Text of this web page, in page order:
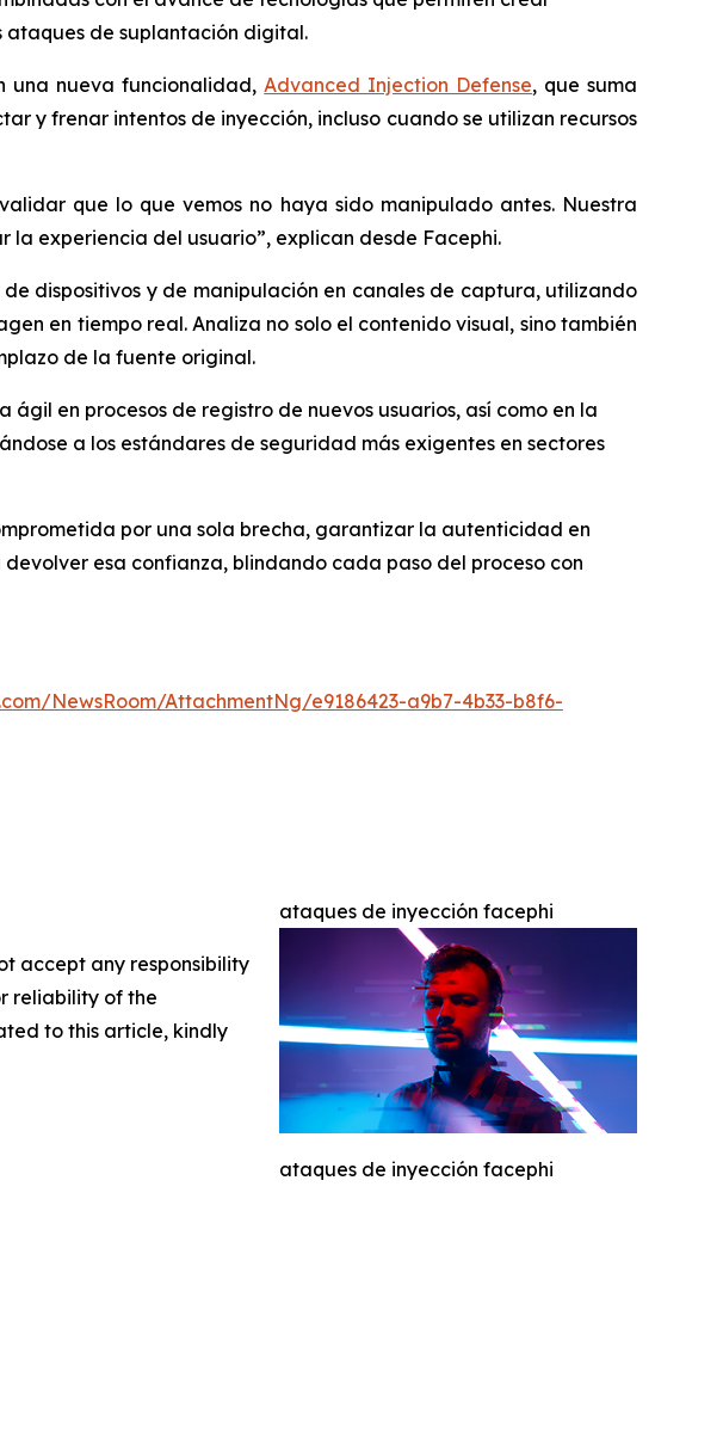
ataques de suplantación digital.
una nueva funcionalidad,Advanced Injection Defense, que suma
y frenar intentos de inyección, incluso cuando se utilizan recursos
que lo que vemos no haya sido manipulado antes. Nuestra
la experiencia del usuario”, explican desde Facephi.
dispositivos y de manipulación en canales de captura, utilizando
en tiempo real. Analiza no solo el contenido visual, sino también
de la fuente original.
en procesos de registro de nuevos usuarios, así como en la
a los estándares de seguridad más exigentes en sectores
por una sola brecha, garantizar la autenticidad en
devolver esa confianza, blindando cada paso del proceso con
NewsRoom/AttachmentNg/e9186423-a9b7-4b33-b8f6-
ataques de inyección facephi
ataques de inyección facephi
accept any responsibility
reliability of the
to this article, kindly